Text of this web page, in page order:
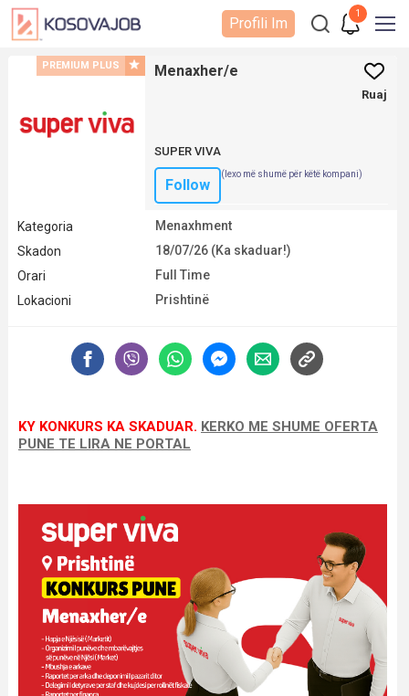
1
Profili Im
PREMIUM PLUS Menaxher/e
Ruaj
SUPER VIVA
Follow
(lexo më shumë për këtë kompani)
Kategoria
Menaxhment
Skadon
18/07/26 (Ka skaduar!)
Orari
Full Time
Lokacioni
Prishtinë